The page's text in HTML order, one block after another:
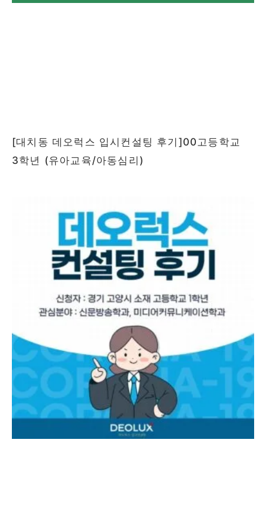
[대치동 데오럭스 입시컨설팅 후기]00고등학교
3학년 (유아교육/아동심리)